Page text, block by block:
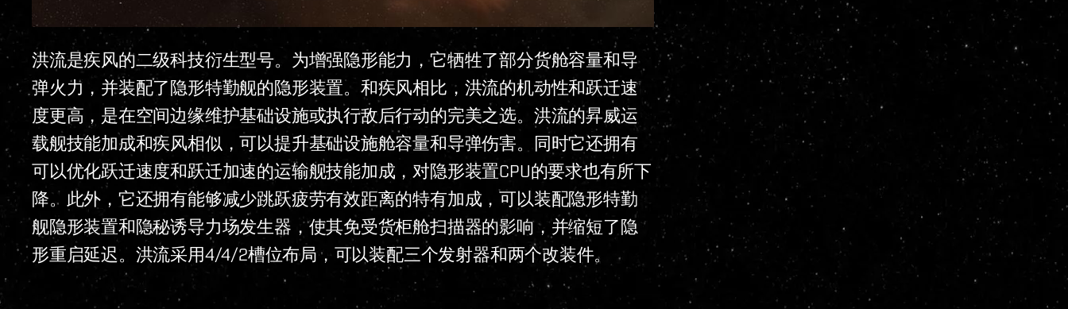
洪流是疾风的二级科技衍生型号。为增强隐形能力，它牺牲了部分货舱容量和导
弹火力，并装配了隐形特勤舰的隐形装置。和疾风相比，洪流的机动性和跃迁速
度更高，是在空间边缘维护基础设施或执行敌后行动的完美之选。洪流的昇威运
载舰技能加成和疾风相似，可以提升基础设施舱容量和导弹伤害。同时它还拥有
可以优化跃迁速度和跃迁加速的运输舰技能加成，对隐形装置CPU的要求也有所下
降。此外，它还拥有能够减少跳跃疲劳有效距离的特有加成，可以装配隐形特勤
舰隐形装置和隐秘诱导力场发生器，使其免受货柜舱扫描器的影响，并缩短了隐
形重启延迟。洪流采用4/4/2槽位布局，可以装配三个发射器和两个改装件。